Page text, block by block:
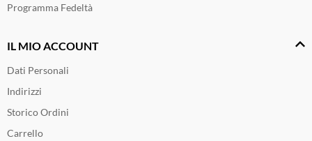
Programma Fedeltà
IL MIO ACCOUNT
Dati Personali
Indirizzi
Storico Ordini
Carrello